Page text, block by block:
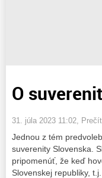
O
31. júla 2023 11:02 ,
Jednou z tém
suverenity Slovenska.
pripomenúť, že keď
Slovenskej republiky,